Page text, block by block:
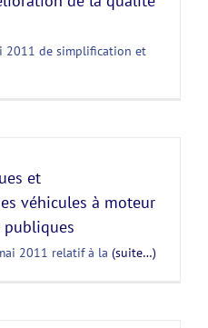
2011 de simplification et
et
véhicules à moteur
publiques
2011 relatif à la (suite…)